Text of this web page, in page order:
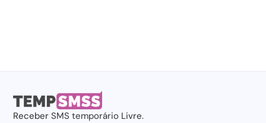
ReceberSMS temporário Livre.